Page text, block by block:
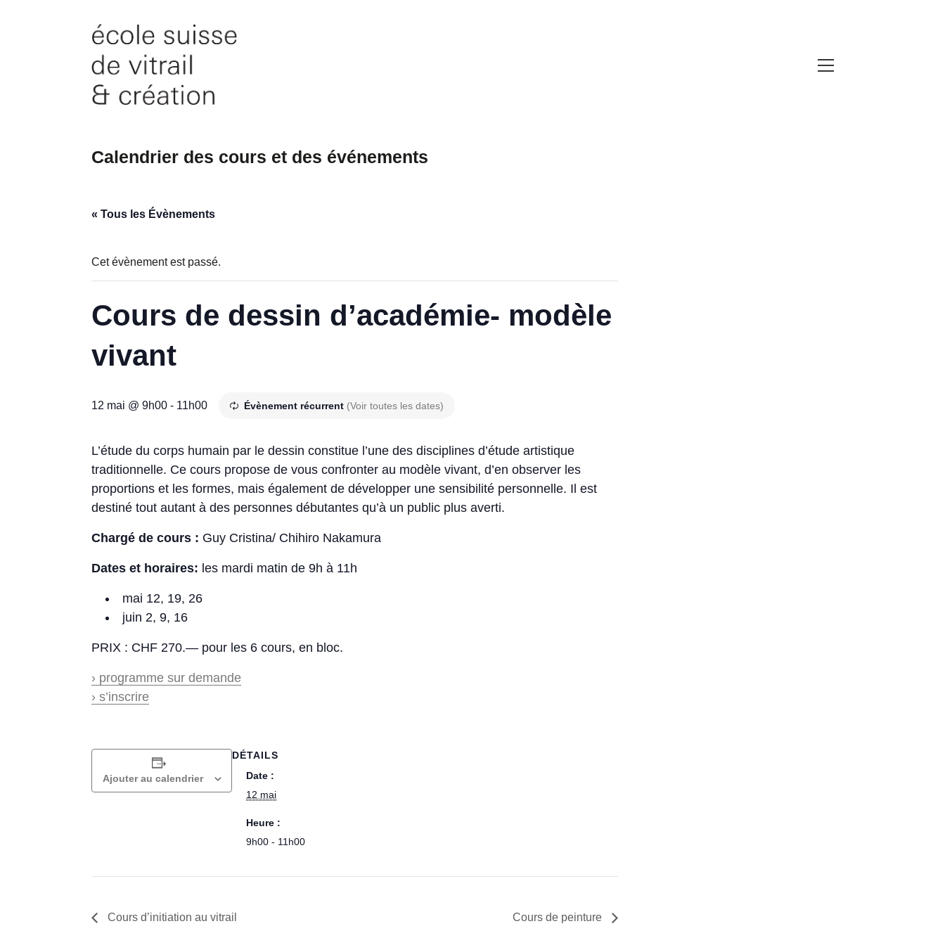
Calendrier des cours et des événements
« Tous les Évènements
Cet évènement est passé.
Cours de dessin d’académie- modèle
vivant
12 mai @ 9h00 - 11h00 Évènement récurrent (Voir toutes les dates)
L’étude du corps humain par le dessin constitue l’une des disciplines d’étude artistique
traditionnelle. Ce cours propose de vous confronter au modèle vivant, d’en observer les
proportions et les formes, mais également de développer une sensibilité personnelle. Il est
destiné tout autant à des personnes débutantes qu’à un public plus averti.
Chargé de cours : Guy Cristina/ Chihiro Nakamura
Dates et horaires: les mardi matin de 9h à 11h
mai 12, 19, 26
juin 2, 9, 16
PRIX : CHF 270.— pour les 6 cours, en bloc.
› programme sur demande
› s’inscrire
Ajouter au calendrier
DÉTAILS
Date :
12 mai
Heure :
9h00 - 11h00
Cours d’initiation au vitrail Cours de peinture